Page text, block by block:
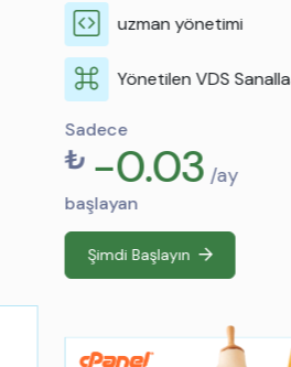
uzman yönetimi
Yönetilen VDS Sanallaştırma
Sadece
-0.03 /ay
başlayan
Şimdi Başlayın